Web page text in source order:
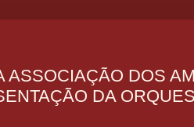
ASSOCIAÇÃO DOS
DA